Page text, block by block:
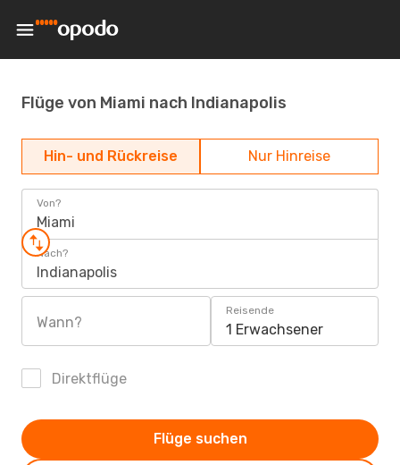
Flüge von Miami nach Indianapolis
Hin- und Rückreise Nur Hinreise
Von?
Miami
Nach?
Indianapolis
Wann?
Reisende
1 Erwachsener
Direktflüge
Flüge suchen